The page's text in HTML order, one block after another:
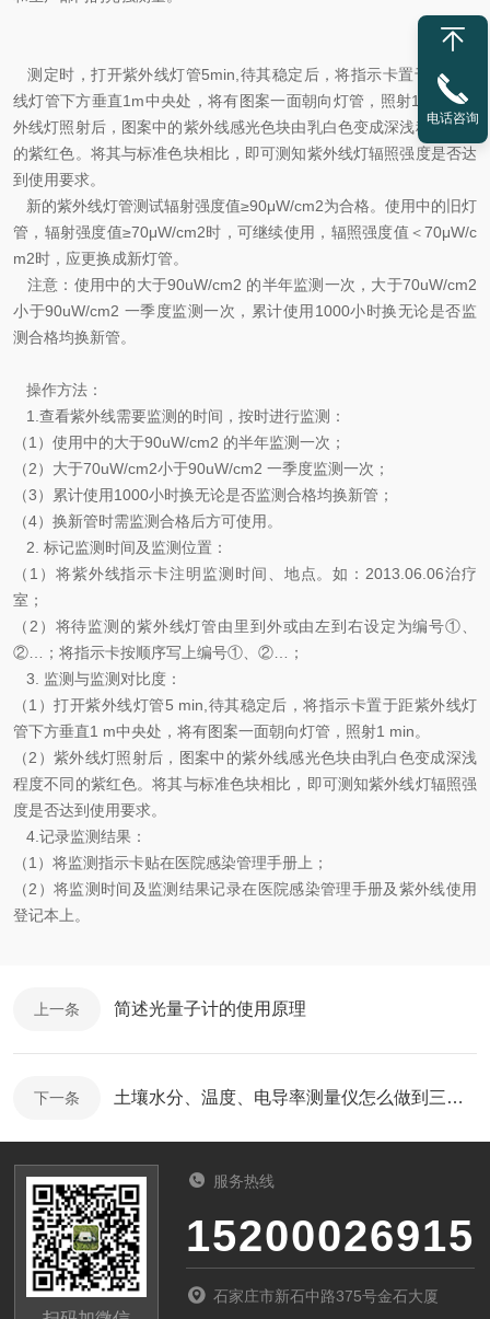
测定时，打开紫外线灯管5min,待其稳定后，将指示卡置于距紫外
线灯管下方垂直1m中央处，将有图案一面朝向灯管，照射1min。紫
外线灯照射后，图案中的紫外线感光色块由乳白色变成深浅程度不同
的紫红色。将其与标准色块相比，即可测知紫外线灯辐照强度是否达
到使用要求。
新的紫外线灯管测试辐射强度值≥90μW/cm2为合格。使用中的旧灯
管，辐射强度值≥70μW/cm2时，可继续使用，辐照强度值＜70μW/c
m2时，应更换成新灯管。
注意：使用中的大于90uW/cm2 的半年监测一次，大于70uW/cm2
小于90uW/cm2 一季度监测一次，累计使用1000小时换无论是否监
测合格均换新管。
操作方法：
1.查看紫外线需要监测的时间，按时进行监测：
（1）使用中的大于90uW/cm2 的半年监测一次；
（2）大于70uW/cm2小于90uW/cm2 一季度监测一次；
（3）累计使用1000小时换无论是否监测合格均换新管；
（4）换新管时需监测合格后方可使用。
2. 标记监测时间及监测位置：
（1）将紫外线指示卡注明监测时间、地点。如：2013.06.06治疗
室；
（2）将待监测的紫外线灯管由里到外或由左到右设定为编号①、
②…；将指示卡按顺序写上编号①、②…；
3. 监测与监测对比度：
（1）打开紫外线灯管5 min,待其稳定后，将指示卡置于距紫外线灯
管下方垂直1 m中央处，将有图案一面朝向灯管，照射1 min。
（2）紫外线灯照射后，图案中的紫外线感光色块由乳白色变成深浅
程度不同的紫红色。将其与标准色块相比，即可测知紫外线灯辐照强
度是否达到使用要求。
4.记录监测结果：
（1）将监测指示卡贴在医院感染管理手册上；
（2）将监测时间及监测结果记录在医院感染管理手册及紫外线使用
登记本上。
上一条 简述光量子计的使用原理
下一条 土壤水分、温度、电导率测量仪怎么做到三合一
服务热线
15200026915
石家庄市新石中路375号金石大厦
电话咨询